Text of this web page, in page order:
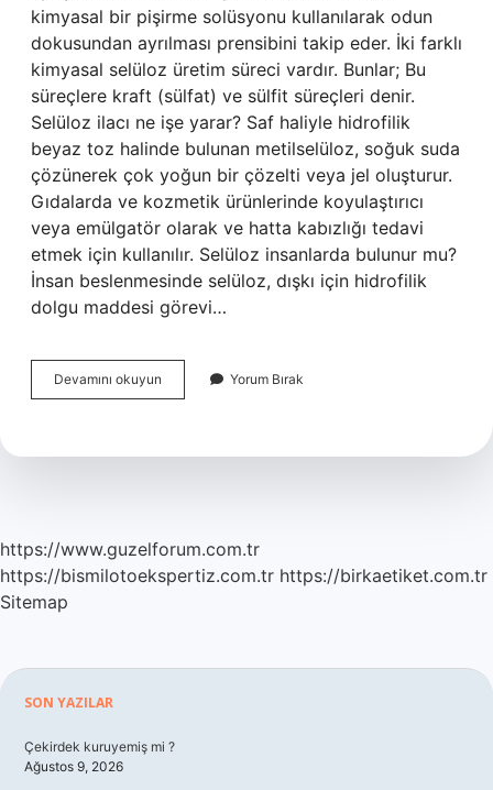
kimyasal bir pişirme solüsyonu kullanılarak odun
dokusundan ayrılması prensibini takip eder. İki farklı
kimyasal selüloz üretim süreci vardır. Bunlar; Bu
süreçlere kraft (sülfat) ve sülfit süreçleri denir.
Selüloz ilacı ne işe yarar? Saf haliyle hidrofilik
beyaz toz halinde bulunan metilselüloz, soğuk suda
çözünerek çok yoğun bir çözelti veya jel oluşturur.
Gıdalarda ve kozmetik ürünlerinde koyulaştırıcı
veya emülgatör olarak ve hatta kabızlığı tedavi
etmek için kullanılır. Selüloz insanlarda bulunur mu?
İnsan beslenmesinde selüloz, dışkı için hidrofilik
dolgu maddesi görevi…
Devamını okuyun
Nereden
Yorum Bırak
https://www.guzelforum.com.tr
https://bismilotoekspertiz.com.tr https://birkaetiket.com.tr
Sitemap
Sidebar
SON YAZILAR
Çekirdek kuruyemiş mi ?
Ağustos 9, 2026